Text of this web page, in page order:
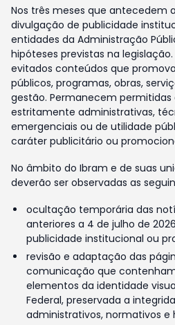
Nos três meses que antecedem
divulgação de publicidade
entidades da Administração
hipóteses previstas na
evitados conteúdos que
públicos, programas, obras,
gestão. Permanecem
estritamente administrativas,
emergenciais ou de utilidade
caráter publicitário ou
No âmbito do Ibram e de suas
deverão ser observadas as
ocultação temporária das
anteriores a 4 de julho de
publicidade institucional ou
revisão e adaptação das
comunicação que
elementos da identidade
Federal, preservada a
administrativos, normativos e